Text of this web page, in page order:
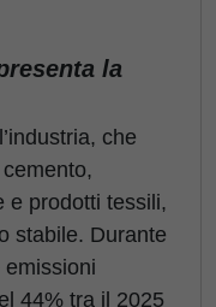
la
che
e prodotti tessili,
stabile. Durante
44% tra il 2025